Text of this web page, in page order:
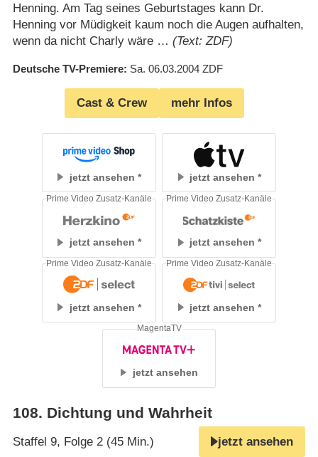
Henning. Am Tag seines Geburtstages kann Dr.
Henning vor Müdigkeit kaum noch die Augen aufhalten,
wenn da nicht Charly wäre … (Text: ZDF)
Deutsche TV-Premiere Sa. 06.03.2004 ZDF
Cast & Crew mehr Infos
jetzt ansehen jetzt ansehen
jetzt ansehen
Prime Video Zusatz-Kanäle
jetzt ansehen
Prime Video Zusatz-Kanäle
jetzt ansehen
Prime Video Zusatz-Kanäle
jetzt ansehen
Prime Video Zusatz-Kanäle
jetzt ansehen
MagentaTV
108. Dichtung und Wahrheit
Staffel 9, Folge 2 (45 Min.) jetzt ansehen